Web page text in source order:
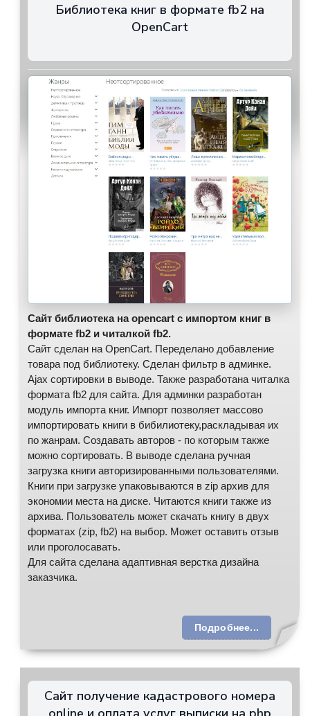
Библиотека книг в формате fb2 на
OpenCart
Сайт библиотека на opencart с импортом книг в
формате fb2 и читалкой fb2.
Сайт сделан на OpenCart. Переделано добавление
товара под библиотеку. Сделан фильтр в админке.
Ajax сортировки в выводе. Также разработана читалка
формата fb2 для сайта. Для админки разработан
модуль импорта книг. Импорт позволяет массово
импортировать книги в бибилиотеку,раскладывая их
по жанрам. Создавать авторов - по которым также
можно сортировать. В выводе сделана ручная
загрузка книги авторизированными пользователями.
Книги при загрузке упаковываются в zip архив для
экономии места на диске. Читаются книги также из
архива. Пользователь может скачать книгу в двух
форматах (zip, fb2) на выбор. Может оставить отзыв
или проголосавать.
Для сайта сделана адаптивная верстка дизайна
заказчика.
Подробнее...
Сайт получение кадастрового номера